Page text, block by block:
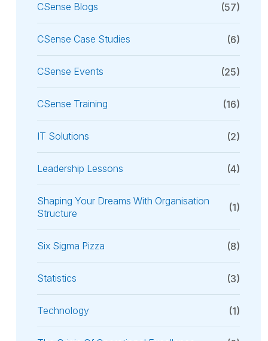
CSense Blogs (57)
CSense Case Studies (6)
CSense Events (25)
CSense Training (16)
IT Solutions (2)
Leadership Lessons (4)
Shaping Your Dreams With Organisation
Structure
(1)
Six Sigma Pizza (8)
Statistics (3)
Technology (1)